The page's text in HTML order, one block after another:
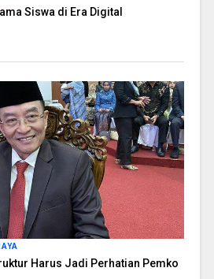
Siswa di Era Digital
Harus Jadi Perhatian Pemko